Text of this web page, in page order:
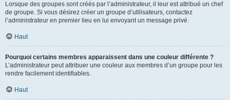
Lorsque des groupes sont créés par l’administrateur, il leur est attribué un chef
de groupe. Si vous désirez créer un groupe d’utilisateurs, contactez
l’administrateur en premier lieu en lui envoyant un message privé.
Haut
Pourquoi certains membres apparaissent dans une couleur différente ?
L’administrateur peut attribuer une couleur aux membres d’un groupe pour les
rendre facilement identifiables.
Haut